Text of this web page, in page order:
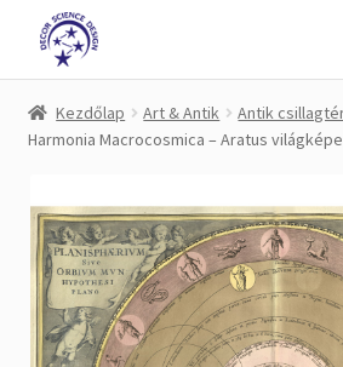
Ugrás
navigációhoz
Kilépés
tartalomba
Kezdőlap
Adatvédelem
Fizetés
Impresszum
Kezdőlap Art & Antik Antik
Harmonia Macrocosmica – Aratus világképe